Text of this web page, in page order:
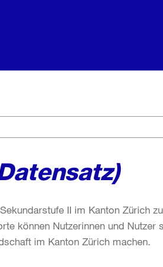
II im Kanton Zürich
können Nutzerinnen und Nutzer
im Kanton Zürich machen.